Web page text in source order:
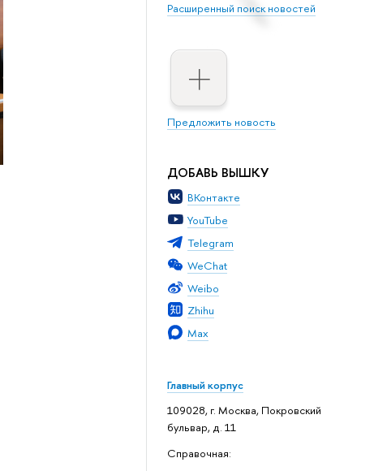
Расширенный поиск новостей
Предложить новость
ДОБАВЬ ВЫШКУ
ВКонтакте
YouTube
Telegram
WeChat
Weibo
Zhihu
Max
Главный корпус
109028, г. Москва, Покровский
бульвар, д. 11
Справочная: